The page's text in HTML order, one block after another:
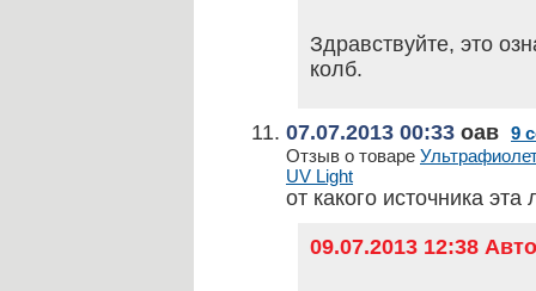
Здравствуйте, это
колб.
07.07.2013 00:33 оав 9
Отзыв о товаре
UV Light
от какого источника
09.07.2013 12:38